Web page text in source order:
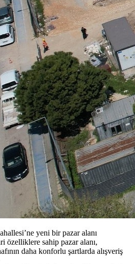
yeni bir pazar alanı
özelliklere sahip pazar alanı,
daha konforlu şartlarda alışveriş